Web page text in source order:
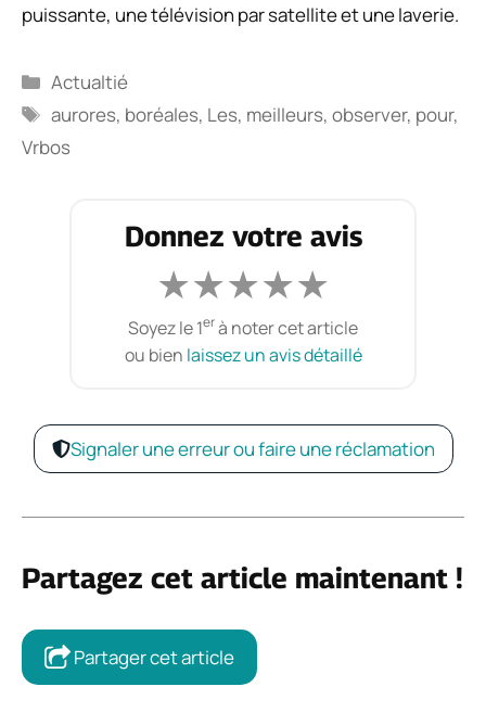
puissante, une télévision par satellite et une laverie.
Catégories
Actualtié
Étiquettes
aurores, boréales, Les, meilleurs,observer, pour,
Vrbos
Donnez votre avis
★★★★★
Soyez le 1erà noter cet article
ou bien laissez un avis détaillé
Signaler une erreur ou faire une réclamation
Partagez cet article maintenant !
Partager cet article